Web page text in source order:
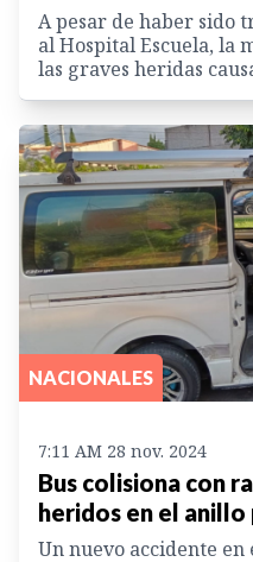
A pesar de haber sido
al Hospital Escuela, la
las graves heridas
NACIONALES
7:11 AM 28 nov. 2024
Bus colisiona con
heridos en el
Un nuevo accidente